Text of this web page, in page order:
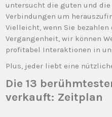
untersucht die guten und
Verbindungen um
Vielleicht, wenn Sie
Vergangenheit, wir können
profitabel Interaktionen in
Plus, jeder liebt eine
Die 13
verkauft: Zeitplan